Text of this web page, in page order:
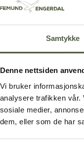
Samtykke
Denne nettsiden
Vi bruker
analysere trafikken vår.
sosiale medier,
dem, eller som de har
Nasjonalpark